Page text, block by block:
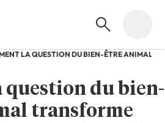
question du bien-
transforme